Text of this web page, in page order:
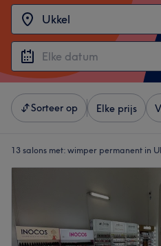
Sorteer op Elke prijs
13 salons met: wimper permanent in